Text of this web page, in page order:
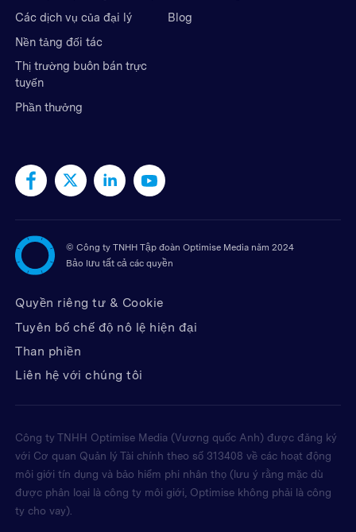
Các dịch vụ của đại lý
Nền tảng đối tác
Thị trường buôn bán trực
tuyến
Phần thưởng
Blog
© Công ty TNHH Tập đoàn Optimise Media năm 2024
Bảo lưu tất cả các quyền
Quyền riêng tư & Cookie
Tuyên bố chế độ nô lệ hiện đại
Than phiền
Liên hệ với chúng tôi
Công ty TNHH Optimise Media (Vương quốc Anh) được đăng ký
với Cơ quan Quản lý Tài chính theo số 313408 về các hoạt động
môi giới tín dụng và bảo hiểm phi nhân thọ (lưu ý rằng mặc dù
được phân loại là công ty môi giới, Optimise không phải là công
ty cho vay).